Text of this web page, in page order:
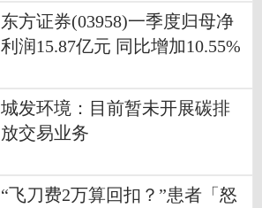
东方证券(03958)一季度归母净
利润15.87亿元 同比增加10.55%
城发环境：目前暂未开展碳排
放交易业务
“飞刀费2万算回扣？”患者「怒